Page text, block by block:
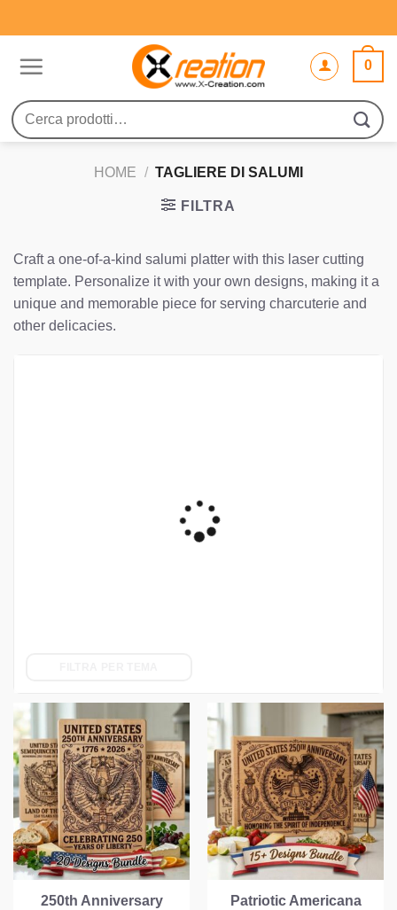
ai
0
Cerca:
HOME / TAGLIERE DI SALUMI
FILTRA
Craft a one-of-a-kind salumi platter with this laser cutting
template. Personalize it with your own designs, making it a
unique and memorable piece for serving charcuterie and
other delicacies.
250th Anniversary
Patriotic Americana